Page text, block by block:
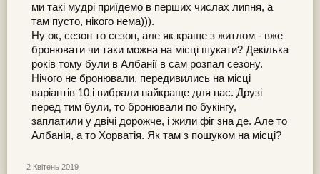
ми такі мудрі приїдемо в перших числах липня, а
там пусто, нікого нема))).
Ну ок, сезон то сезон, але як краще з житлом - вже
бронювати чи таки можна на місці шукати? Декілька
років тому були в Албанії в сам розпал сезону.
Нічого не бронювали, передивились на місці
варіантів 10 і вибрали найкраще для нас. Друзі
перед тим були, то бронювали по букінгу,
заплатили у двічі дорожче, і жили фіг зна де. Але то
Албанія, а то Хорватія. Як там з пошуком на місці?
2 Квітень 2019